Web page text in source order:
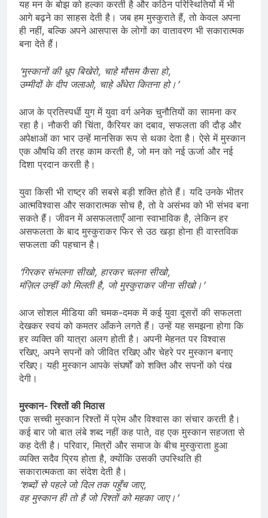
यह मन के बोझ को हल्का करती है और कठिन परिस्थितियों में भी
आगे बढ़ने का साहस देती है। जब हम मुस्कुराते हैं, तो केवल अपना
ही नहीं, बल्कि अपने आसपास के लोगों का वातावरण भी सकारात्मक
बना देते हैं।
‘मुस्कानों की धूप बिखेरो, चाहे मौसम कैसा हो,
उम्मीदों के दीप जलाओ, चाहे अँधेरा कितना हो।’
आज के प्रतिस्पर्धी युग में युवा वर्ग अनेक चुनौतियों का सामना कर
रहा है। नौकरी की चिंता, कैरियर का दबाव, सफलता की दौड़ और
अपेक्षाओं का भार उन्हें मानसिक रूप से थका देता है। ऐसे में मुस्कान
एक औषधि की तरह काम करती है, जो मन को नई ऊर्जा और नई
दिशा प्रदान करती है।
युवा किसी भी राष्ट्र की सबसे बड़ी शक्ति होते हैं। यदि उनके भीतर
आत्मविश्वास और सकारात्मक सोच है, तो वे असंभव को भी संभव बना
सकते हैं। जीवन में असफलताएँ आना स्वाभाविक है, लेकिन हर
असफलता के बाद मुस्कुराकर फिर से उठ खड़ा होना ही वास्तविक
सफलता की पहचान है।
‘गिरकर संभलना सीखो, हारकर चलना सीखो,
मंज़िल उन्हीं को मिलती है, जो मुस्कुराकर जीना सीखो।’
आज सोशल मीडिया की चमक-दमक में कई युवा दूसरों की सफलता
देखकर स्वयं को कमतर आँकने लगते हैं। उन्हें यह समझना होगा कि
हर व्यक्ति की यात्रा अलग होती है। अपनी मेहनत पर विश्वास
रखिए, अपने सपनों को जीवित रखिए और चेहरे पर मुस्कान बनाए
रखिए। यही मुस्कान आपके संघर्षों को शक्ति और सपनों को पंख
देगी।
मुस्कान- रिश्तों की मिठास
एक सच्ची मुस्कान रिश्तों में प्रेम और विश्वास का संचार करती है।
कई बार जो बात लंबे शब्द नहीं कह पाते, वह एक मुस्कान सहजता से
कह देती है। परिवार, मित्रों और समाज के बीच मुस्कुराता हुआ
व्यक्ति सदैव प्रिय होता है, क्योंकि उसकी उपस्थिति ही
सकारात्मकता का संदेश देती है।
‘शब्दों से पहले जो दिल तक पहुँच जाए,
वह मुस्कान ही तो है जो रिश्तों को महका जाए।’